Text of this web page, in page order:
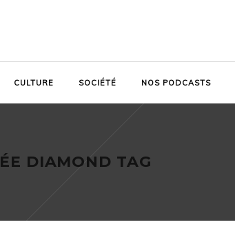
CULTURE SOCIÉTÉ NOS PODCASTS
DIAMOND TAG